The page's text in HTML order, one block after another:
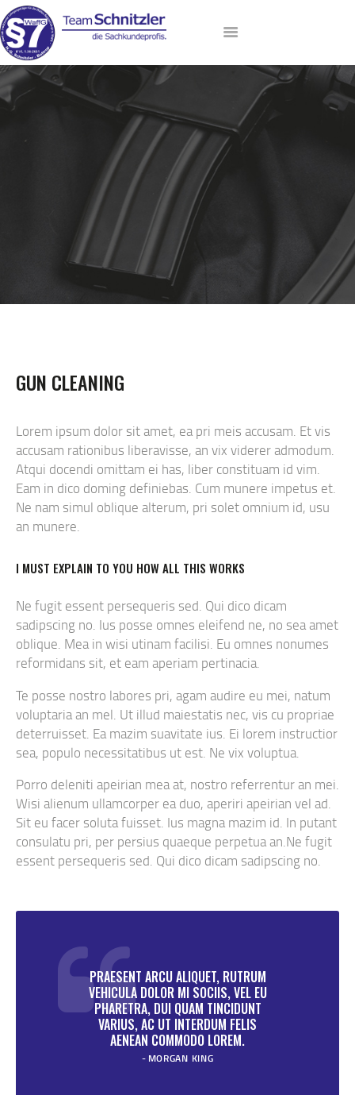
ANMELDUNG
AKTUELLE TERMINE
LEHRGANGSANGEBOT
DAS TEAM
VIP-LOUNGE
KONTAKT
GUN CLEANING
Lorem ipsum dolor sit amet, ea pri meis accusam. Et vis
accusam rationibus liberavisse, an vix viderer admodum.
Atqui docendi omittam ei has, liber constituam id vim.
Eam in dico doming definiebas. Cum munere impetus et.
Ne nam simul oblique alterum, pri solet omnium id, usu
an munere.
I MUST EXPLAIN TO YOU HOW ALL THIS WORKS
Ne fugit essent persequeris sed. Qui dico dicam
sadipscing no. Ius posse omnes eleifend ne, no sea amet
oblique. Mea in wisi utinam facilisi. Eu omnes nonumes
reformidans sit, et eam aperiam pertinacia.
Te posse nostro labores pri, agam audire eu mei, natum
voluptaria an mel. Ut illud maiestatis nec, vis cu propriae
deterruisset. Ea mazim suavitate ius. Ei lorem instructior
sea, populo necessitatibus ut est. Ne vix voluptua.
Porro deleniti apeirian mea at, nostro referrentur an mei.
Wisi alienum ullamcorper ea duo, aperiri apeirian vel ad.
Sit eu facer soluta fuisset. Ius magna mazim id. In putant
consulatu pri, per persius quaeque perpetua an.Ne fugit
essent persequeris sed. Qui dico dicam sadipscing no.
PRAESENT ARCU ALIQUET, RUTRUM
VEHICULA DOLOR MI SOCIIS, VEL EU
PHARETRA, DUI QUAM TINCIDUNT
VARIUS, AC UT INTERDUM FELIS
AENEAN COMMODO LOREM.
MORGAN KING